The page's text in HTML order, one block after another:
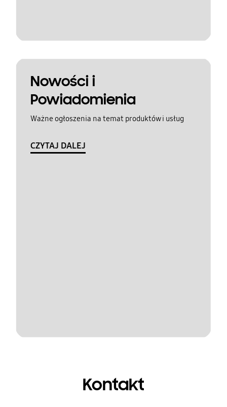
Nowości i
Powiadomienia
Ważne ogłoszenia na temat produktów i usług
CZYTAJ DALEJ
Kontakt